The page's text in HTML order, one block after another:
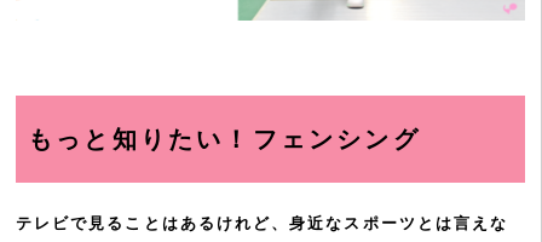
もっと知りたい！フェンシング
テレビで見ることはあるけれど、身近なスポーツとは言えな